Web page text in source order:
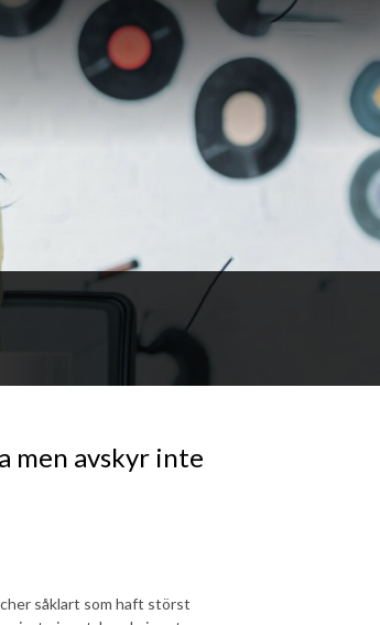
men avskyr inte
såklart som haft störst